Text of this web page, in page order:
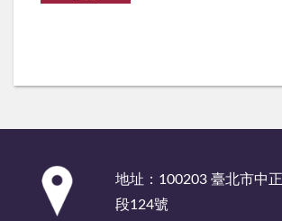
地址：100203 臺北市中
段124號